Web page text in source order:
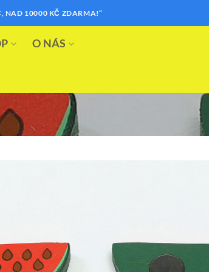
NAD 10000 KČ ZDARMA!“
O NÁS